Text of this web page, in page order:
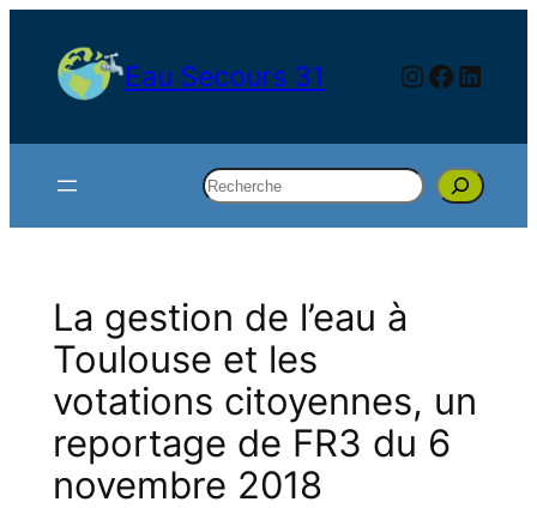
contenu
Eau Secours 31 Instagram
Rechercher
La gestion de l’eau à
Toulouse et les
votations citoyennes, un
reportage de FR3 du 6
novembre 2018